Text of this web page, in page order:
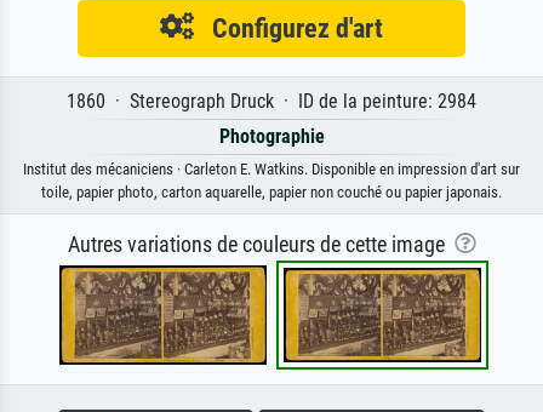
Configurez d'art
1860 · Stereograph Druck · ID de la peinture: 2984
Photographie
Institut des mécaniciens · Carleton E. Watkins. Disponible en impression d'art sur
toile, papier photo, carton aquarelle, papier non couché ou papier japonais.
Autres variations de couleurs de cette image